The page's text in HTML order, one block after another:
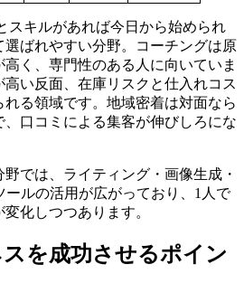
スキルがあれば今日から始められ
選ばれやすい分野。コーチングは原
く、専門性のある人に向いていま
い反面、在庫リスクと仕入れコス
れる領域です。地域密着は対面なら
口コミによる集客が伸びしろにな
では、ライティング・画像生成・
ルの活用が広がっており、1人で
化しつつあります。
を成功させるポイン